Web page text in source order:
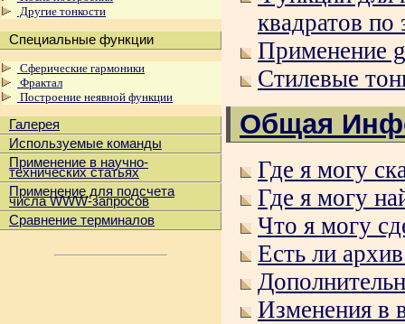
Другие тонкости
Специальные функции
Сферические гармоники
Фрактал
Построение неявной функции
Галерея
Используемые команды
Применение в научно-
технических статьях
Применение для подсчета
числа WWW-запросов
Сравнение терминалов
квадратов
Применение
Стилевые
Общая
Где я могу
Где я могу
Что я могу
Есть ли
Изменения в